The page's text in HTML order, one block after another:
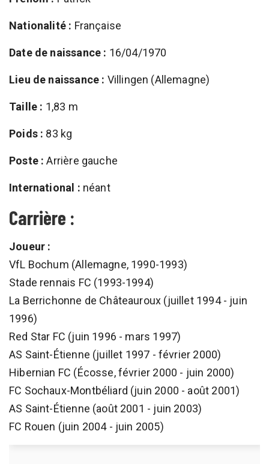
Nationalité : Française
Date de naissance : 16/04/1970
Lieu de naissance : Villingen (Allemagne)
Taille : 1,83 m
Poids : 83 kg
Poste : Arrière gauche
International : néant
Carrière :
Joueur :
VfL Bochum (Allemagne, 1990-1993)
Stade rennais FC (1993-1994)
La Berrichonne de Châteauroux (juillet 1994 - juin
1996)
Red Star FC (juin 1996 - mars 1997)
AS Saint-Étienne (juillet 1997 - février 2000)
Hibernian FC (Écosse, février 2000 - juin 2000)
FC Sochaux-Montbéliard (juin 2000 - août 2001)
AS Saint-Étienne (août 2001 - juin 2003)
FC Rouen (juin 2004 - juin 2005)